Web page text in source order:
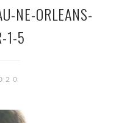
NE-ORLEANS-
1-5